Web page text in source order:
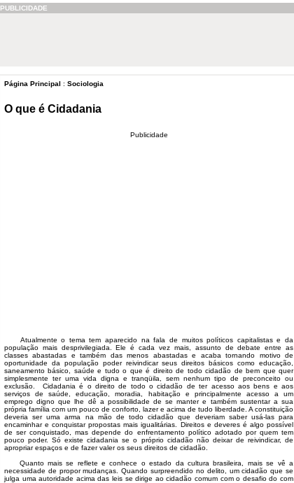
PUBLICIDADE
Página Principal : Sociologia
O que é Cidadania
Publicidade
Atualmente o tema tem aparecido nafala
de muitos políticos capitalistas e da
população mais desprivilegiada. Ele é cada vez mais, assunto de debate entre as
classes abastadas e também das menos abastadas e acaba tornando motivo de
oportunidade da população poder reivindicar seusdireitos básicos como educação,
saneamento básico, saúde e tudo o que é direito de todo cidadão de bem que quer
simplesmente ter uma vida digna e tranqüila, sem nenhum tipo de preconceito ou
exclusão. Cidadania é o direito de todo o cidadão de ter acesso aos bens e aos
serviços de saúde, educação, moradia, habitação e principalmente acesso a um
emprego digno que lhe dê a possibilidade de se manter e também sustentar a sua
própria família com um pouco de conforto, lazer e acima de tudo liberdade. A constituição
deveria ser uma arma na mão de todo cidadão que deveriam saber usá-las para
encaminhar e conquistar propostas mais igualitárias. Direitos e deveres é algo possível
de ser conquistado, mas depende do enfrentamento político adotado por quem tem
pouco poder. Só existe cidadania se o próprio cidadão não deixar de reivindicar, de
apropriar espaços e de fazer valer os seus direitos de cidadão.
Quanto mais se reflete e conhece o estado da cultura brasileira, mais se vê a
necessidade de propor mudanças. Quando surpreendido no delito, um cidadão que se
julga uma autoridade acima das leis se dirige ao cidadão comum com o desafio do com